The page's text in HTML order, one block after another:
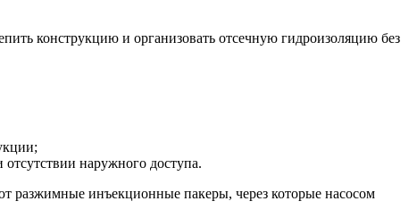
конструкцию и организовать отсечную гидроизоляцию без
отсутствии наружного доступа.
инъекционные пакеры, через которые насосом